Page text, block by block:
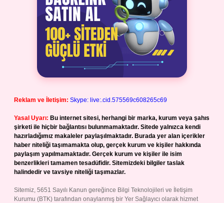
Reklam ve İletişim: Skype: live:.cid.575569c608265c69
Yasal Uyarı: Bu internet sitesi, herhangi bir marka, kurum veya şahıs
şirketi ile hiçbir bağlantısı bulunmamaktadır. Sitede yalnızca kendi
hazırladığımız makaleler paylaşılmaktadır. Burada yer alan içerikler
haber niteliği taşımamakta olup, gerçek kurum ve kişiler hakkında
paylaşım yapılmamaktadır. Gerçek kurum ve kişiler ile isim
benzerlikleri tamamen tesadüfidir. Sitemizdeki bilgiler taslak
halindedir ve tavsiye niteliği taşımazlar.
Sitemiz, 5651 Sayılı Kanun gereğince Bilgi Teknolojileri ve İletişim
Kurumu (BTK) tarafından onaylanmış bir Yer Sağlayıcı olarak hizmet